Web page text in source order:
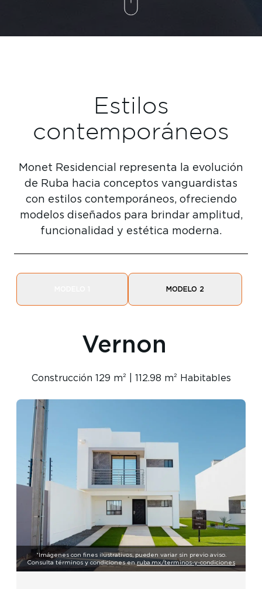
Estilos
contemporáneos
Monet Residencial representa la evolución
de Ruba hacia conceptos vanguardistas
con estilos contemporáneos, ofreciendo
modelos diseñados para brindar amplitud,
funcionalidad y estética moderna.
MODELO 2
Vernon
Construcción 129 m² | 112.98 m² Habitables
*Imágenes con fines ilustrativos, pueden variar sin previo aviso.
Consulta términos y condiciones en ruba.mx/terminos-y-condiciones